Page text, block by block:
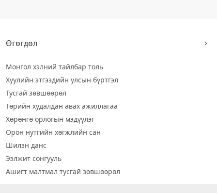
Өгөгдөл
Монгол хэлний тайлбар толь
Хуулийн этгээдийн улсын бүртгэл
Тусгай зөвшөөрөл
Төрийн худалдан авах ажиллагаа
Хөрөнгө орлогын мэдүүлэг
Орон нутгийн хөгжлийн сан
Шилэн данс
Ээлжит сонгууль
Ашигт малтмал тусгай зөвшөөрөл